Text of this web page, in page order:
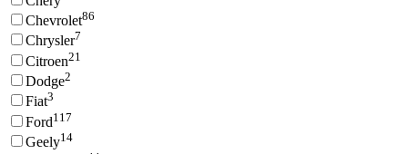
Chevrolet86
Chrysler7
Citroen21
Dodge2
Fiat3
Ford117
Geely14